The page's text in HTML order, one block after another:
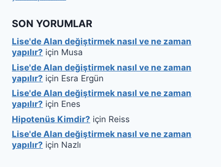
SON YORUMLAR
Lise'de Alan değiştirmek nasıl ve ne zaman
yapılır? için Musa
Lise'de Alan değiştirmek nasıl ve ne zaman
yapılır? için Esra Ergün
Lise'de Alan değiştirmek nasıl ve ne zaman
yapılır? için Enes
Hipotenüs Kimdir? için Reiss
Lise'de Alan değiştirmek nasıl ve ne zaman
yapılır? için Nazlı